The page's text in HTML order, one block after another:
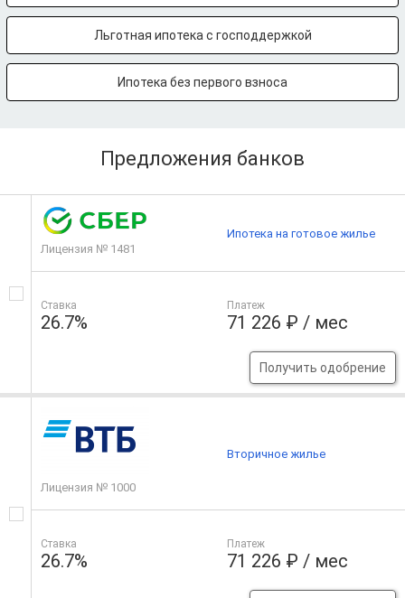
Льготная ипотека с господдержкой
Ипотека без первого взноса
Предложения банков
Лицензия № 1481
Ставка
26.7%
Платеж
71 226 ₽ / мес
Получить одобрение
Ипотека на готовое жилье
Лицензия № 1000
Ставка
26.7%
Платеж
71 226 ₽ / мес
Вторичное жилье